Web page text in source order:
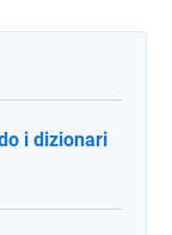
i dizionari